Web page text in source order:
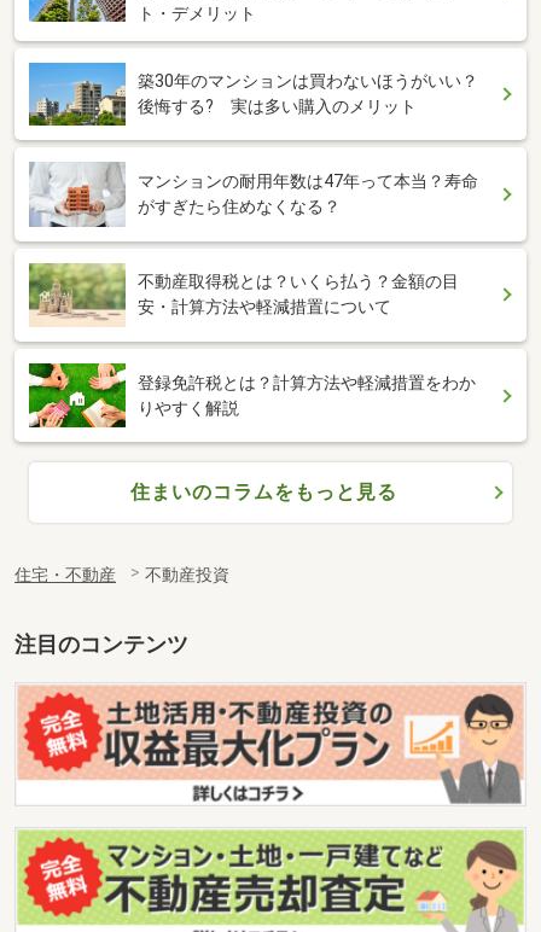
ト・デメリット
築30年のマンションは買わないほうがいい？
後悔する? 実は多い購入のメリット
マンションの耐用年数は47年って本当？寿命
がすぎたら住めなくなる？
不動産取得税とは？いくら払う？金額の目
安・計算方法や軽減措置について
登録免許税とは？計算方法や軽減措置をわか
りやすく解説
住まいのコラムをもっと見る
住宅・不動産 不動産投資
注目のコンテンツ